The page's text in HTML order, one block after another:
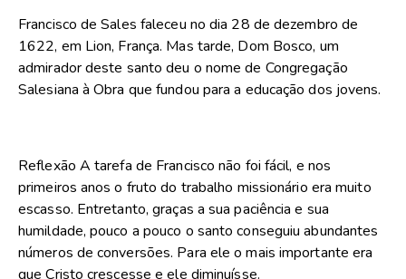
Francisco de Sales faleceu no dia 28 de dezembro de
1622, em Lion, França. Mas tarde, Dom Bosco, um
admirador deste santo deu o nome de Congregação
Salesiana à Obra que fundou para a educação dos jovens.
Reflexão A tarefa de Francisco não foi fácil, e nos
primeiros anos o fruto do trabalho missionário era muito
escasso. Entretanto, graças a sua paciência e sua
humildade, pouco a pouco o santo conseguiu abundantes
números de conversões. Para ele o mais importante era
que Cristo crescesse e ele diminuísse.